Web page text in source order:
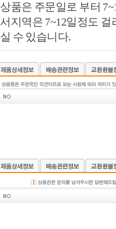
상품은 주문일로 부터
서지역은 7~12일정도
실 수 있습니다.